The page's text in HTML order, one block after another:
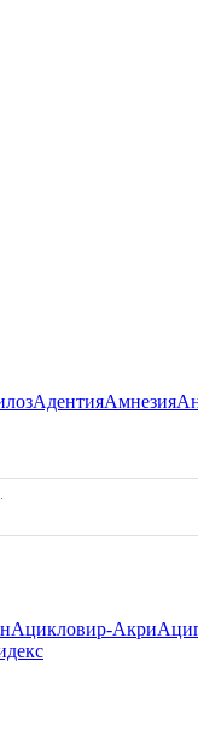
АдентияАмнезия
Ацикловир-Акри